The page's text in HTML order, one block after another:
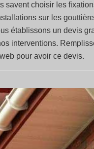
savent choisir les
sur les
établissons un devis
interventions.
pour avoir ce devis.